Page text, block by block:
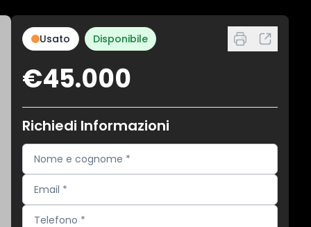
Usato Disponibile
€45.000
Richiedi Informazioni